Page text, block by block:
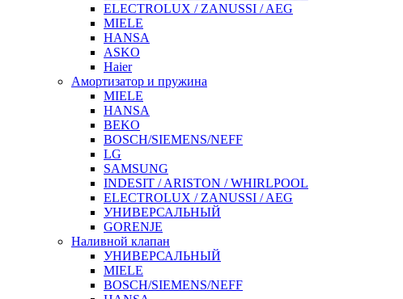
ELECTROLUX / ZANUSSI / AEG
MIELE
HANSA
ASKO
Haier
Амортизатор и пружина
MIELE
HANSA
BEKO
BOSCH/SIEMENS/NEFF
LG
SAMSUNG
INDESIT / ARISTON / WHIRLPOOL
ELECTROLUX / ZANUSSI / AEG
УНИВЕРСАЛЬНЫЙ
GORENJE
Наливной клапан
УНИВЕРСАЛЬНЫЙ
MIELE
BOSCH/SIEMENS/NEFF